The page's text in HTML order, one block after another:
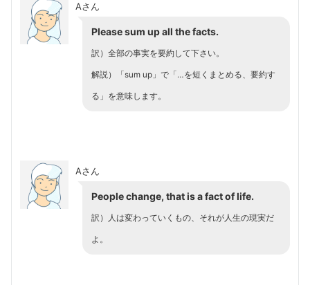
Aさん
Please sum up all the facts.
訳）全部の事実を要約して下さい。
解説）「sum up」で「…を短くまとめる、要約す
る」を意味します。
Aさん
People change, that is a fact of life.
訳）人は変わっていくもの、それが人生の現実だ
よ。